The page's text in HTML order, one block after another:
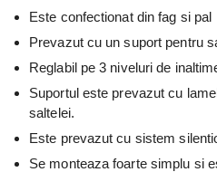
Este confectionat din fag si pal
Prevazut cu un suport pentru
Reglabil pe 3 niveluri de
Suportul este prevazut cu
saltelei.
Este prevazut cu sistem
Se monteaza foarte simplu si